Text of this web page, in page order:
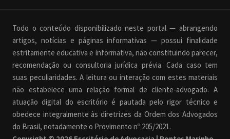
Todo o conteúdo disponibilizado neste portal — abrangendo
artigos, notícias e páginas informativas — possui finalidade
estritamente educativa e informativa, não constituindo parecer,
recomendação ou consultoria jurídica prévia. Cada caso tem
suas peculiaridades. A leitura ou interação com estes materiais
não estabelece uma relação formal de cliente-advogado. A
atuação digital do escritório é pautada pelo rigor técnico e
obedece integralmente às diretrizes da Ordem dos Advogados
do Brasil, notadamente o Provimento nº 205/2021.